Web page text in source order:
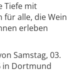
Tiefe mit
alle, die Wein
erleben
Samstag, 03.
in Dortmund